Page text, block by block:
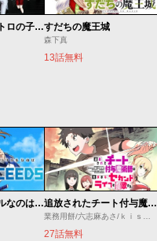
ベオグラードメトロの子供たちすだちの魔王城
森下真
13話無料
魔法少女リリカルなのは EXCEEDS 追放されたチート付与魔術師は気ままなセカンドライフを謳歌する。 ～俺は武器だけじゃなく、あらゆるものに『強化ポイント』を付与できるし、俺の意思でいつでも効果を解除できるけど、残った人たち大丈夫？～
業務用餅/六志麻あさ/ｋｉｓｕｉ
27話無料